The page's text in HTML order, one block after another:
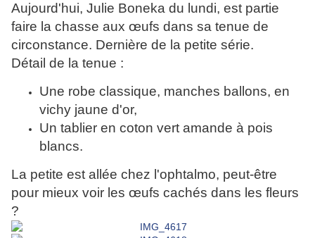
Aujourd'hui, Julie Boneka du lundi, est partie
faire la chasse aux œufs dans sa tenue de
circonstance. Dernière de la petite série.
Détail de la tenue :
Une robe classique, manches ballons, en
vichy jaune d'or,
Un tablier en coton vert amande à pois
blancs.
La petite est allée chez l'ophtalmo, peut-être
pour mieux voir les œufs cachés dans les fleurs
?